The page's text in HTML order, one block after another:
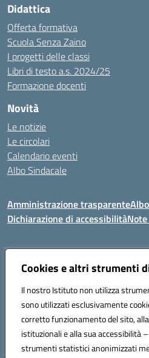
Cookies e altri strumenti
Il nostro Istituto non utilizza
sono utilizzati esclusivamente
corretto funzionamento del sito,
istituzionali e alla sua accessibilità
strumenti statistici anonimizzati
Didattica
Offerta formativa
Scuola Senza Zaino
I progetti delle classi
Libri di testo a.s. 2024/25
Formazione docenti
Novità
Le notizie
Le circolari
Calendario eventi
Albo Sindacale
Amministrazione trasparente
Dichiarazione di accessibilità
Indirizzo:Via Felice Cavallotti, 15 -
Posta elettronica certificata (PEC):
Codice fiscale: 82005110653
Codice meccanografico: SAIC81300D